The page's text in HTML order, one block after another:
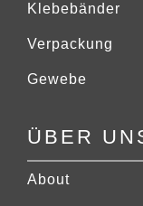
Klebebänder
Verpackung
Gewebe
ÜBER
About